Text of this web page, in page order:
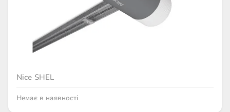
Nice SHEL
Немає в наявності